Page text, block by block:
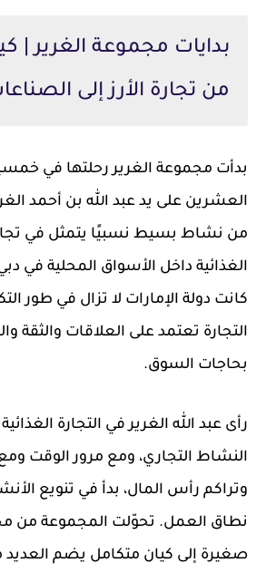
بدايات مجموعة الغرير |
من تجارة الأرز إلى
بدأت مجموعة الغرير رحلتها في
العشرين على يد عبد الله بن أحمد
من نشاط بسيط نسبيًا يتمثل في تجارة
الغذائية داخل الأسواق المحلية في
كانت دولة الإمارات لا تزال في طور
التجارة تعتمد على العلاقات والثقة
بحاجات السوق.
رأى عبد الله الغرير في التجارة
النشاط التجاري، ومع مرور الوقت
وتراكم رأس المال، بدأ في تنويع
نطاق العمل. تحوّلت المجموعة من
صغيرة إلى كيان متكامل يضم